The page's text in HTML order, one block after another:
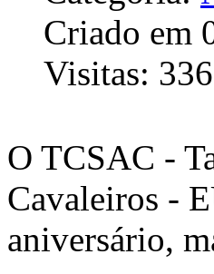
Criado em
Visitas: 336
O TCSAC -
Cavaleiros -
aniversário,